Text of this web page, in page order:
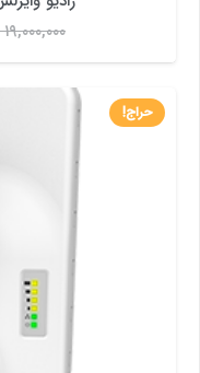
۱۹,۰۰۰,۰۰۰
حراج!